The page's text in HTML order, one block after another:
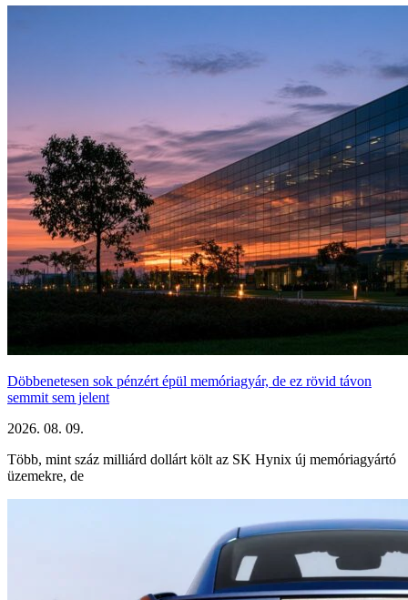
Döbbenetesen sok pénzért épül memóriagyár, de ez rövid távon
semmit sem jelent
2026. 08. 09.
Több, mint száz milliárd dollárt költ az SK Hynix új memóriagyártó
üzemekre, de